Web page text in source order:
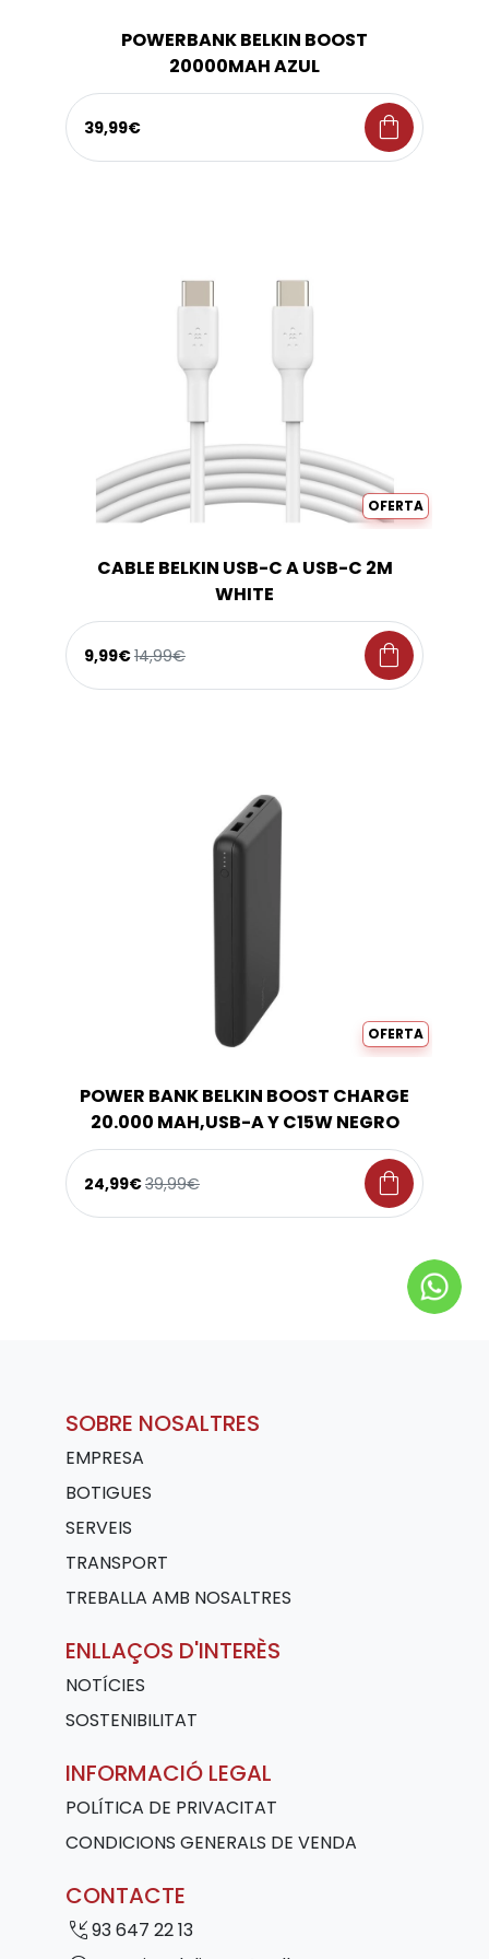
POWERBANK BELKIN BOOST
20000MAH AZUL
39,99€ shopping_bag
OFERTA
CABLE BELKIN USB-C A USB-C 2M
WHITE
9,99€14,99€ shopping_bag
OFERTA
POWER BANK BELKIN BOOST CHARGE
20.000 MAH,USB-A Y C15W NEGRO
24,99€39,99€ shopping_bag
SOBRE NOSALTRES
EMPRESA
BOTIGUES
SERVEIS
TRANSPORT
TREBALLA AMB NOSALTRES
ENLLAÇOS D'INTERÈS
NOTÍCIES
SOSTENIBILITAT
INFORMACIÓ LEGAL
POLÍTICA DE PRIVACITAT
CONDICIONS GENERALS DE VENDA
CONTACTE
phone_callback93 647 22 13